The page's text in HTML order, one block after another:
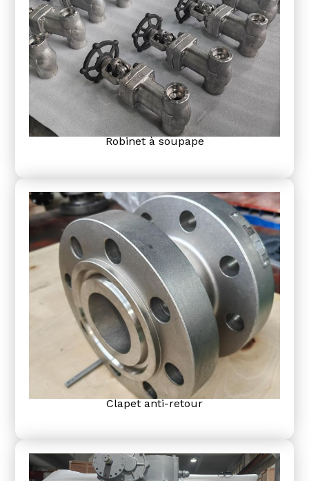
Robinet à soupape
Clapet anti-retour